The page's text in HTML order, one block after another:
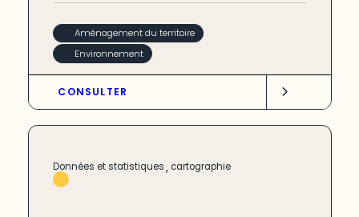
Aménagement du territoire
Environnement
CONSULTER
Données et statistiques, cartographie